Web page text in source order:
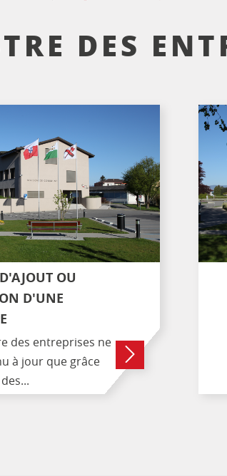
DES
OU
D'UNE
des entreprises ne
à jour que grâce